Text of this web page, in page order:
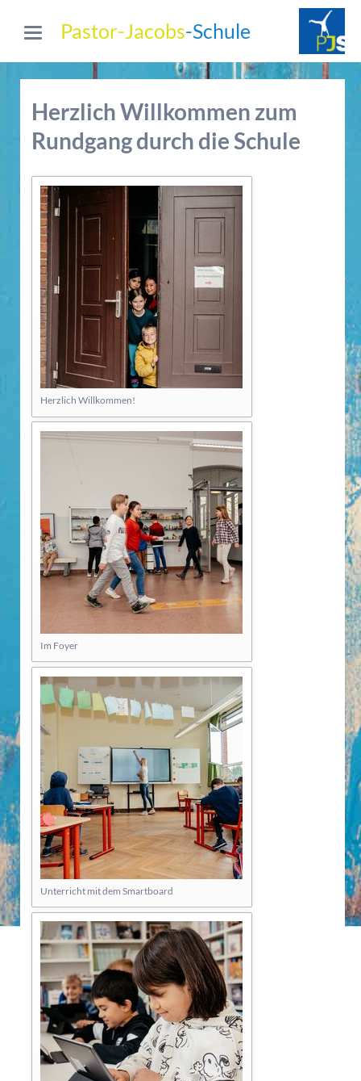
Pastor-Jacobs-Schule
Herzlich Willkommen zum
Rundgang durch die Schule
Herzlich Willkommen!
Im Foyer
Unterricht mit dem Smartboard